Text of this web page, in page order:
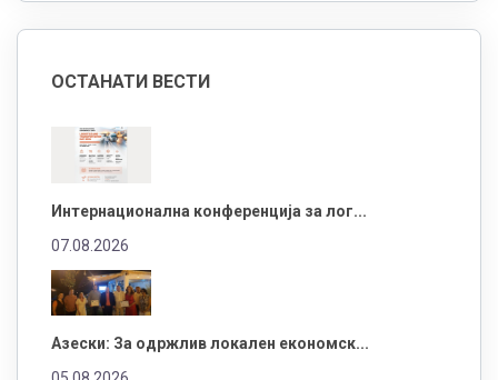
ОСТАНАТИ ВЕСТИ
Интернационална конференција за лог...
07.08.2026
Азески: За одржлив локален економск...